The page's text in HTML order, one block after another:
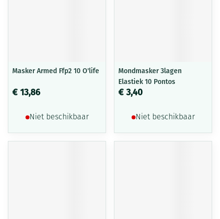
Masker Armed Ffp2 10 O'life
€ 13,86
Niet beschikbaar
Mondmasker 3lagen
Elastiek 10 Pontos
€ 3,40
Niet beschikbaar